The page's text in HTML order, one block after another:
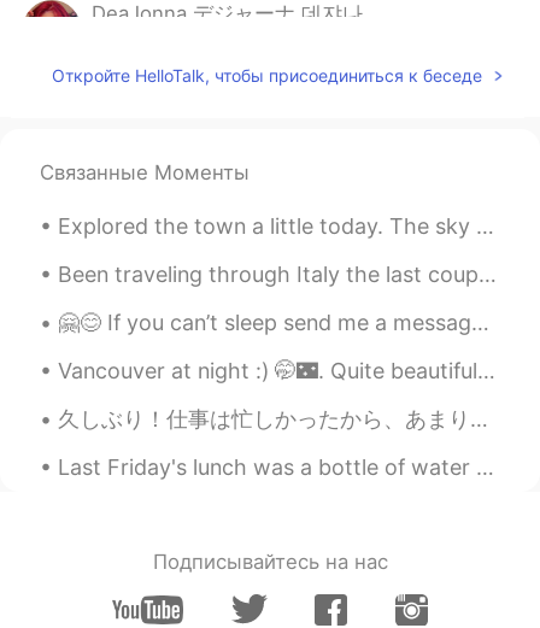
DeaJonna デジャーナ 데쟈나
@mahiroI know right!!😄 I’m so happy I
@Sae it’s a hiking trail in Cumberland Gap
JP EN
Beautiful sceneries are breathtaking,
JP EN
mahiro 2021.05.05 05:38
JP EN
Откройте HelloTalk, чтобы присоединиться к беседе
Связанные Моменты
Explored the town a little today. The sky was so clear! Also, why is there a giant gorilla? XD 町...
Been traveling through Italy the last couple weeks. Tomorrow to Venice then heading back home to...
🤗😊 If you can’t sleep send me a message 😳🤗 please enjoy your weekend 🎉💆🏻‍♀️🧘🏻‍♀️ 🌺🌼🍃🌺🌸🍃🌺🌼🍃🌺🌸🍃🌼🌺
Vancouver at night :) 🤭🌃. Quite beautiful isn't it? I love taking photos when I go out bike ridin...
久しぶり！仕事は忙しかったから、あまりヘロトークを使いませんでした。とにかく、JLPTのN5の日本語の試験に合格しました！しかし、もっと良くしたかったです。やはり、聴解力は難しかったです。今年も...
Last Friday's lunch was a bottle of water with 2 packs of tuna and 1/2 a package of triscuits. No...
Подписывайтесь на нас